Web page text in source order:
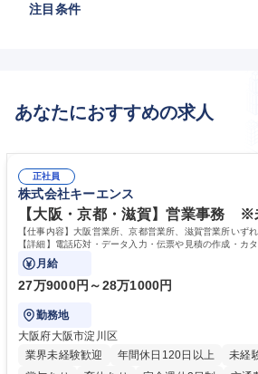
注目条件
あなたにおすすめの求人
正社員
株式会社キーエンス
【大阪・京都・滋賀】営業事務 ※
【仕事内容】大阪営業所、京都営業所、滋賀営業所いず
【詳細】電話応対・データ入力・伝票や見積の作成・カ
で発生する事務業務や業務改善をお任せ。
月給
27万9000円～28万1000円
勤務地
大阪府大阪市淀川区
業界未経験歓迎
年間休日120日以上 未経